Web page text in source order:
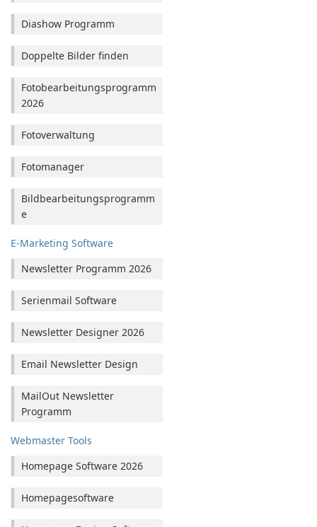
Diashow Programm
Doppelte Bilder finden
Fotobearbeitungsprogramm
2026
Fotoverwaltung
Fotomanager
Bildbearbeitungsprogramm
e
E-Marketing Software
Newsletter Programm 2026
Serienmail Software
Newsletter Designer 2026
Email Newsletter Design
MailOut Newsletter
Programm
Webmaster Tools
Homepage Software 2026
Homepagesoftware